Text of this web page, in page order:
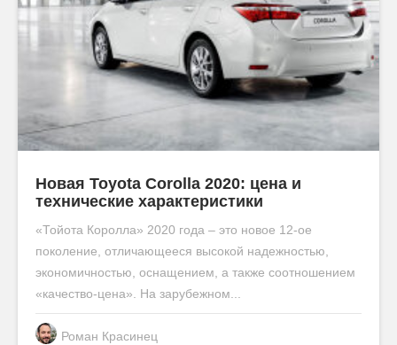
Новая Toyota Corolla 2020: цена и
технические характеристики
«Тойота Королла» 2020 года – это новое 12-ое
поколение, отличающееся высокой надежностью,
экономичностью, оснащением, а также соотношением
«качество-цена». На зарубежном...
Роман Красинец